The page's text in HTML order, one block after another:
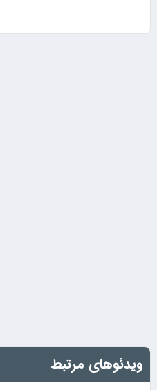
ویدئوهای مرتبط